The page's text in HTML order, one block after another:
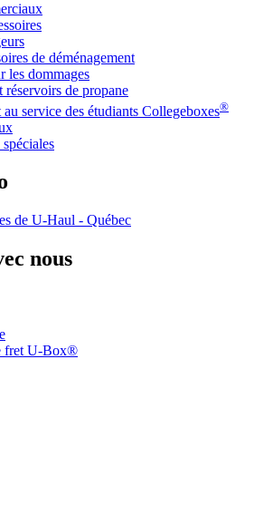
de déménagement
les dommages
réservoirs de propane
service des étudiants Collegeboxes®
de U-Haul - Québec
nous
fret U-Box®